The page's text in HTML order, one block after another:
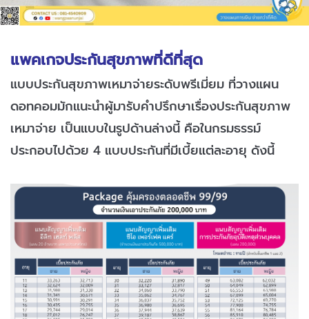
แพคเกจประกันสุขภาพที่ดีที่สุด
แบบประกันสุขภาพเหมาจ่ายระดับพรีเมี่ยม ที่วางแผน
ดอทคอมมักแนะนำผู้มารับคำปรึกษาเรื่องประกันสุขภาพ
เหมาจ่าย เป็นแบบในรูปด้านล่างนี้ คือในกรมธรรม์
ประกอบไปด้วย 4 แบบประกันที่มีเบี้ยแต่ละอายุ ดังนี้